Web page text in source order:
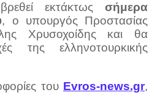
εκτάκτως σήμερα
, ο υπουργός Προστασίας
Χρυσοχοίδης και θα
της ελληνοτουρκικής
του Evros-news.gr,